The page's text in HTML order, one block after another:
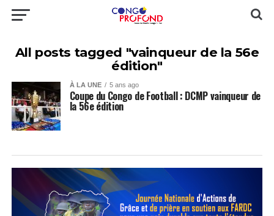
All posts tagged "vainqueur de la 56e
édition"
À LA UNE 5 ans ago
Coupe du Congo de Football : DCMP vainqueur de
la 56e édition